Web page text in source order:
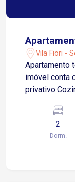
Vila Fiori -
Apartamento
imóvel conta com: Sala para 2
privativo
social 1 vaga de
Vila Fiori, no
acesso às
2
Dorm.